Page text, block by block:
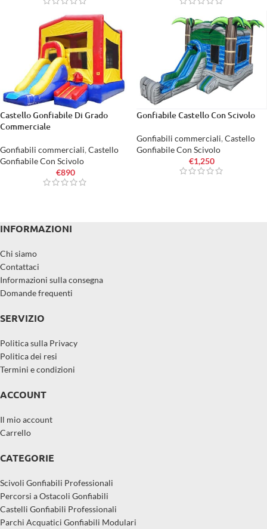
Castello Gonfiabile Di Grado
Commerciale
Gonfiabili commerciali, Castello
Gonfiabile Con Scivolo
€890
Gonfiabile Castello Con Scivolo
Gonfiabili commerciali, Castello
Gonfiabile Con Scivolo
€1,250
INFORMAZIONI
Chi siamo
Contattaci
Informazioni sulla consegna
Domande frequenti
SERVIZIO
Politica sulla Privacy
Politica dei resi
Termini e condizioni
ACCOUNT
Il mio account
Carrello
CATEGORIE
Scivoli Gonfiabili Professionali
Percorsi a Ostacoli Gonfiabili
Castelli Gonfiabili Professionali
Parchi Acquatici Gonfiabili Modulari